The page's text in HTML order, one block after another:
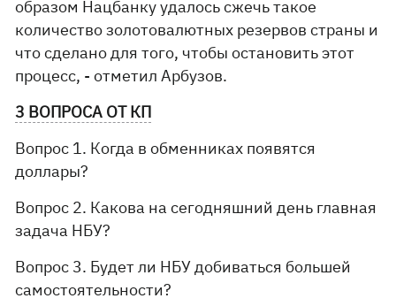
образом Нацбанку удалось сжечь такое
количество золотовалютных резервов страны и
что сделано для того, чтобы остановить этот
процесс, - отметил Арбузов.
3 ВОПРОСА ОТ КП
Вопрос 1. Когда в обменниках появятся
доллары?
Вопрос 2. Какова на сегодняшний день главная
задача НБУ?
Вопрос 3. Будет ли НБУ добиваться большей
самостоятельности?